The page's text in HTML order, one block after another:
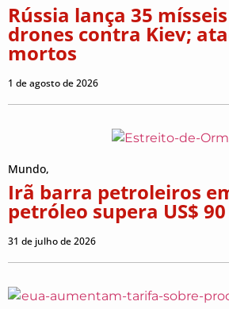
Rússia lança 35
drones contra Kiev;
mortos
1 de agosto de 2026
Mundo,
Irã barra petroleiros
petróleo supera US$ 90
31 de julho de 2026